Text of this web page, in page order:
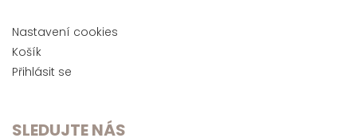
Nastavení cookies
Košík
Přihlásit se
SLEDUJTE NÁS